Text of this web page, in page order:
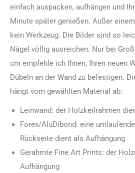
einfach auspacken, aufhängen und
Minute später genießen. Außer
kein Werkzeug. Die Bilder sind so
Nägel völlig ausreichen. Nur bei
cm empfehle ich Ihnen, Ihren neuen
Dübeln an der Wand zu befestigen.
hängt vom gewählten Material ab:
Leinwand: der Holzkeilrahmen
Forex/AluDibond: eine
Rückseite dient als Aufhängung
Gerahmte Fine Art Prints: der
Aufhängung